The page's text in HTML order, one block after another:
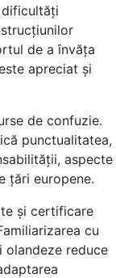
de a învăța
apreciat și
de confuzie.
punctualitatea,
aspecte
țări europene.
și certificare
cu
olandeze reduce